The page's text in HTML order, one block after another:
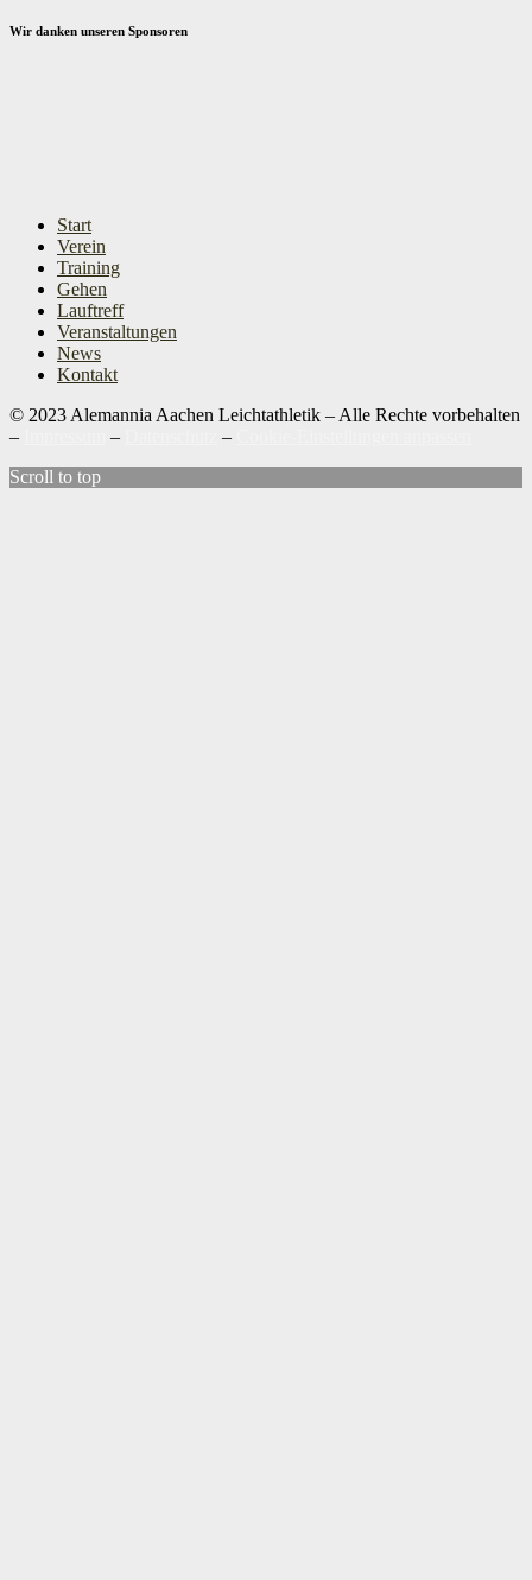
Wir danken unseren Sponsoren
Start
Verein
Training
Gehen
Lauftreff
Veranstaltungen
News
Kontakt
© 2023 Alemannia Aachen Leichtathletik – Alle Rechte vorbehalten
–
– –
Scroll to top